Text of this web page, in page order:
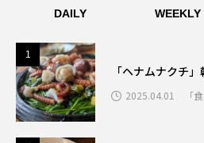
DAILY WEEKLY
1
「ヘナムナクチ
2025.04.01 「